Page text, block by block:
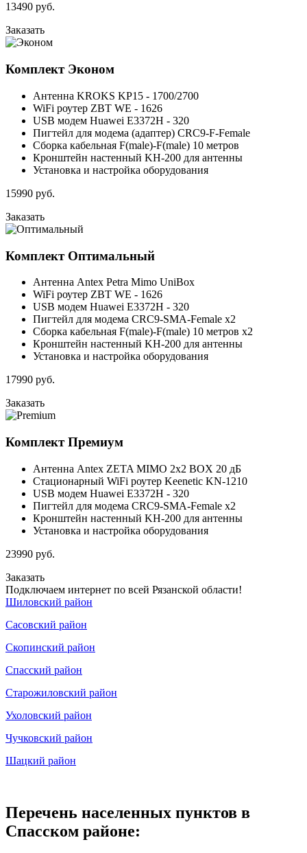
13490 руб.
Заказать
Комплект Эконом
Антенна KROKS KP15 - 1700/2700
WiFi роутер ZBT WE - 1626
USB модем Huawei E3372H - 320
Пигтейл для модема (адаптер) CRC9-F-Female
Сборка кабельная F(male)-F(male) 10 метров
Кронштейн настенный KH-200 для антенны
Установка и настройка оборудования
15990 руб.
Заказать
Комплект Оптимальный
Антенна Antex Petra Mimo UniBox
WiFi роутер ZBT WE - 1626
USB модем Huawei E3372H - 320
Пигтейл для модема CRC9-SMA-Female x2
Сборка кабельная F(male)-F(male) 10 метров x2
Кронштейн настенный KH-200 для антенны
Установка и настройка оборудования
17990 руб.
Заказать
КомплектПремиум
Антенна Antex ZETA MIMO 2x2 BOX 20 дБ
Стационарный WiFi роутер Keenetic KN-1210
USB модем Huawei E3372H - 320
Пигтейл для модема CRC9-SMA-Female x2
Кронштейн настенный KH-200 для антенны
Установка и настройка оборудования
23990 руб.
Заказать
Подключаем интернет по всей Рязанской области!
Шиловский район
Сасовский район
Скопинский район
Спасский район
Старожиловский район
Ухоловский район
Чучковский район
Шацкий район
Перечень населенных пунктов в
Спасском районе: